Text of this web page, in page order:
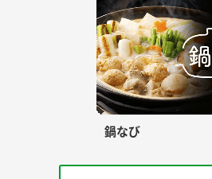
鍋なび